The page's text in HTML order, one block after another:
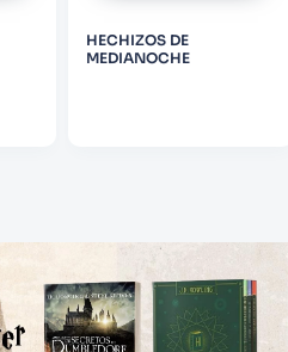
HECHIZOS DE
MEDIANOCHE